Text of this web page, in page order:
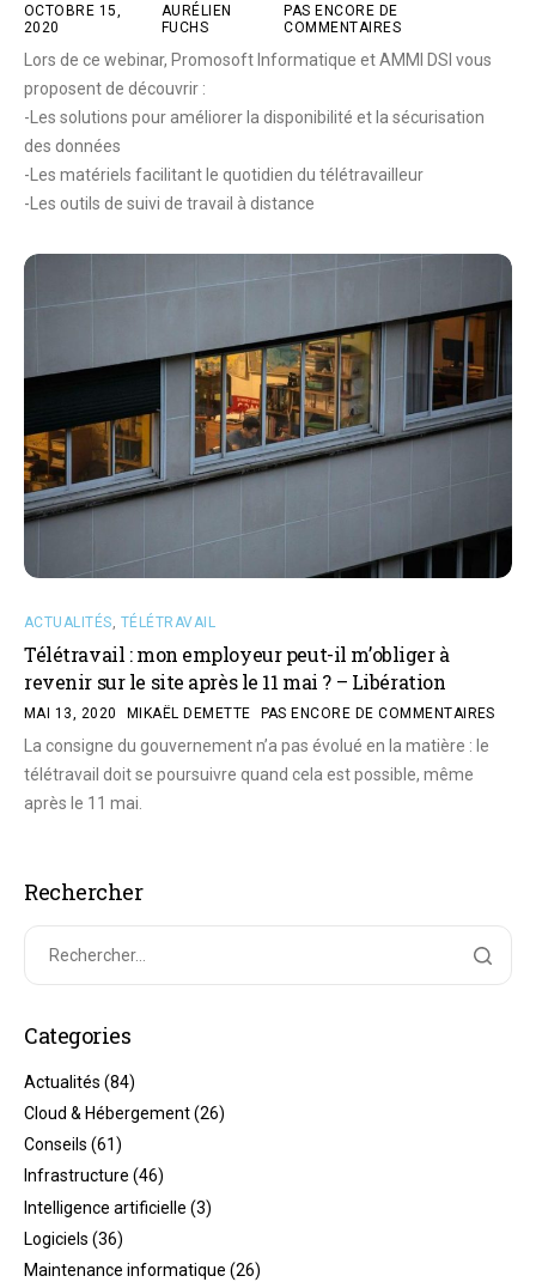
OCTOBRE 15,
2020
AURÉLIEN
FUCHS
PAS ENCORE DE
COMMENTAIRES
Lors de ce webinar, Promosoft Informatique et AMMI DSI vous
proposent de découvrir :
-Les solutions pour améliorer la disponibilité et la sécurisation
des données
-Les matériels facilitant le quotidien du télétravailleur
-Les outils de suivi de travail à distance
ACTUALITÉS, TÉLÉTRAVAIL
Télétravail : mon employeur peut-il m’obliger à
revenir sur le site après le 11 mai ? – Libération
MAI 13, 2020 MIKAËL DEMETTE PAS ENCORE DE COMMENTAIRES
La consigne du gouvernement n’a pas évolué en la matière : le
télétravail doit se poursuivre quand cela est possible, même
après le 11 mai.
Rechercher
Categories
Actualités (84)
Cloud & Hébergement(26)
Conseils (61)
Infrastructure (46)
Intelligence artificielle (3)
Logiciels (36)
Maintenance informatique (26)